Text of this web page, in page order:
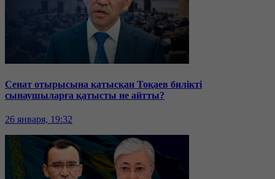
Сенат отырысына қатысқан Тоқаев билікті
сынаушыларға қатысты не айтты?
26 января, 19:32